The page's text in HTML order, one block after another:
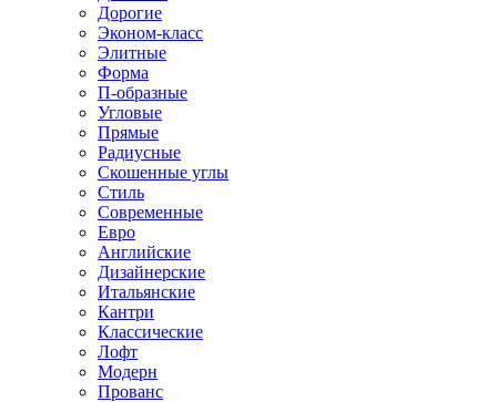
Дорогие
Эконом-класс
Элитные
Форма
П-образные
Угловые
Прямые
Радиусные
Скошенные углы
Стиль
Современные
Евро
Английские
Дизайнерские
Итальянские
Кантри
Классические
Лофт
Модерн
Прованс